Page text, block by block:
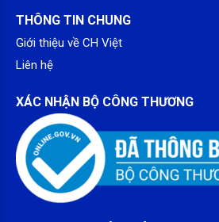
cho quá trình làm lạnh.
THÔNG TIN CHUNG
Giới thiệu về CH Việt
Liên hệ
XÁC NHẬN BỘ CÔNG THƯƠNG